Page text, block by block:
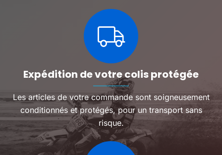
Expédition de votre colis protégée
Les articles de votre commande sont soigneusement
conditionnés et protégés, pour un transport sans
risque.